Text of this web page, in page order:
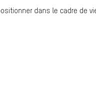
dans le cadre de